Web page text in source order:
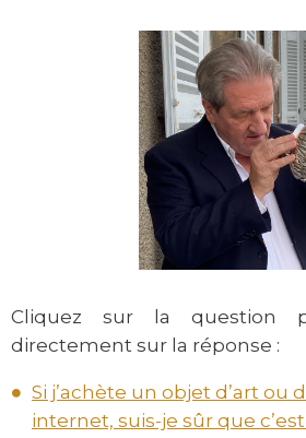
Cliquez sur la question
directement sur la réponse :
Si j’achète un objet d’art ou
internet, suis-je sûr que